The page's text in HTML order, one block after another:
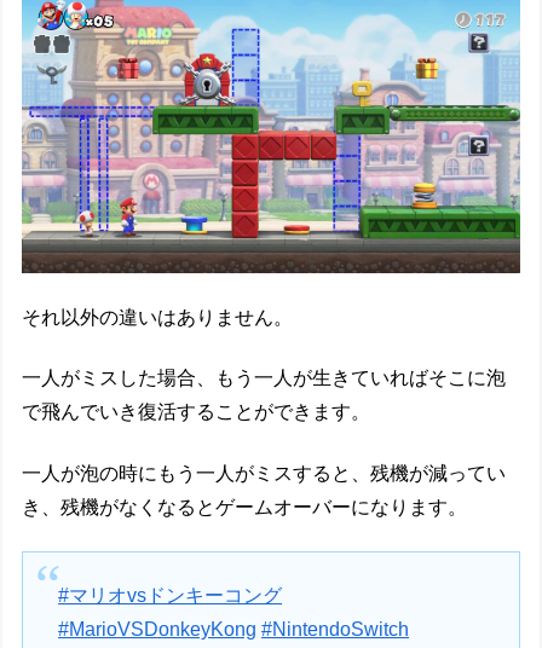
それ以外の違いはありません。
一人がミスした場合、もう一人が生きていればそこに泡
で飛んでいき復活することができます。
一人が泡の時にもう一人がミスすると、残機が減ってい
き、残機がなくなるとゲームオーバーになります。
#マリオvsドンキーコング
#MarioVSDonkeyKong #NintendoSwitch